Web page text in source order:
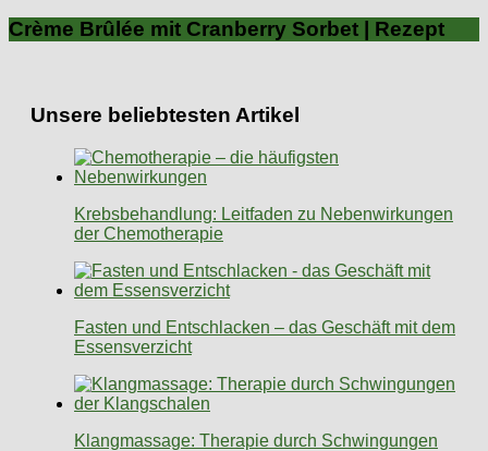
Crème Brûlée mit Cranberry Sorbet | Rezept
Unsere beliebtesten Artikel
Krebsbehandlung: Leitfaden zu Nebenwirkungen
der Chemotherapie
Fasten und Entschlacken – das Geschäft mit dem
Essensverzicht
Klangmassage: Therapie durch Schwingungen